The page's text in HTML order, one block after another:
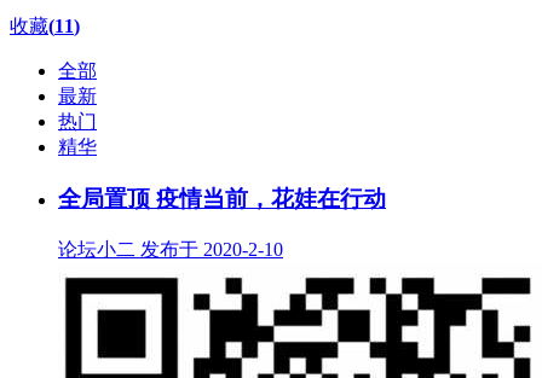
收藏(11)
全部
最新
热门
精华
全局置顶 疫情当前，花娃在行动
论坛小二 发布于 2020-2-10